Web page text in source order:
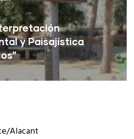
y Paisajística
Alacant